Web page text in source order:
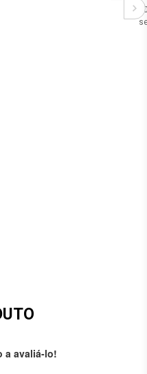
a avaliá-lo!